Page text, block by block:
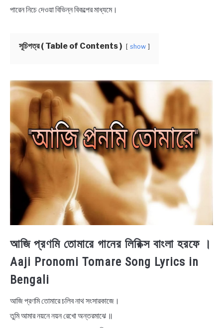
BENGALI WISHES
BENGALI LYRICS
BENGALI NAMES
BENGALI STORIES
পারেন নিচে দেওয়া বিভিন্ন বিকল্পের মাধ্যমে।
সূচিপত্র ( Table of Contents ) show
আজি প্রণমি তোমারে গানের লিরিক্স বাংলা হরফে ।
Aaji Pronomi Tomare Song Lyrics in
Bengali
আজি প্রণমি তোমারে চলিব নাথ সংসারকাজে।
তুমি আমার নয়নে নয়ন রেখো অন্তরমাঝে ॥